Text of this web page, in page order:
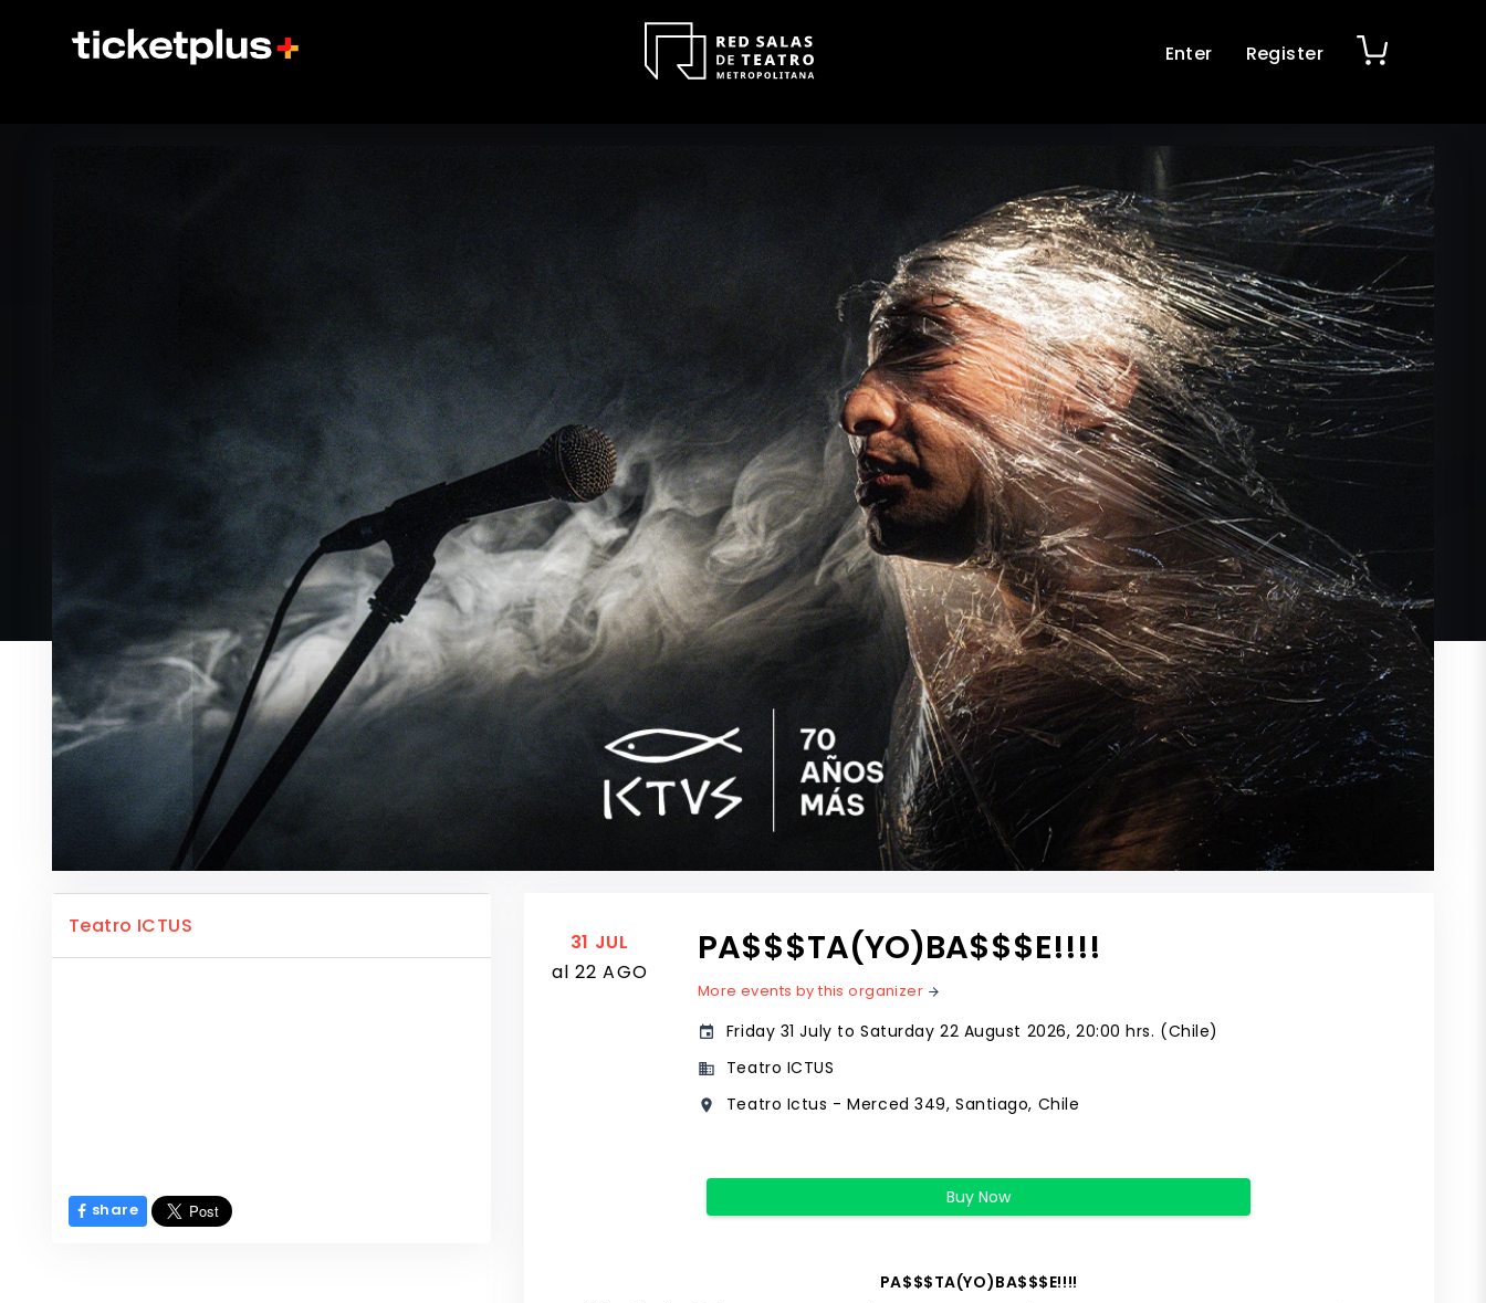
Enter Register
Teatro ICTUS
share
31 JUL
al 22 AGO
PA$$$TA(YO)BA$$$E!!!!
More events by this organizer arrow_forward
event Friday 31 July to Saturday 22 August 2026, 20:00 hrs. (Chile)
business Teatro ICTUS
place Teatro Ictus - Merced 349, Santiago, Chile
Buy Now
PA$$$TA(YO)BA$$$E!!!!